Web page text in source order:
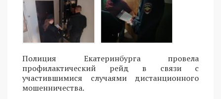
Полиция Екатеринбурга провела
профилактический рейд в связи с
участившимися случаями дистанционного
мошенничества.